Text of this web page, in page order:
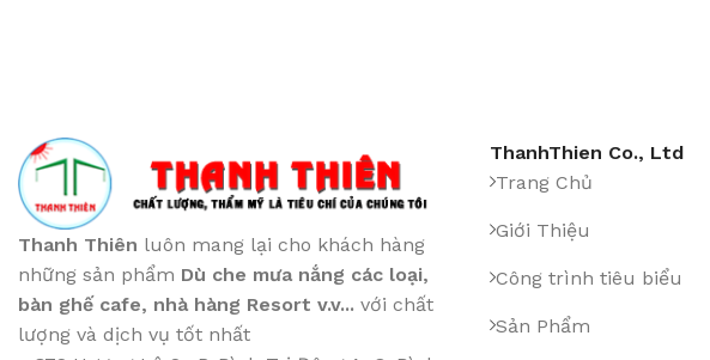
Thanh Thiên luôn mang lại cho khách hàng
những sản phẩm Dù che mưa nắng các loại,
bàn ghế cafe, nhà hàng Resort v.v... với chất
lượng và dịch vụ tốt nhất
ThanhThien Co., Ltd
Trang Chủ
Giới Thiệu
Công trình tiêu biểu
Sản Phẩm